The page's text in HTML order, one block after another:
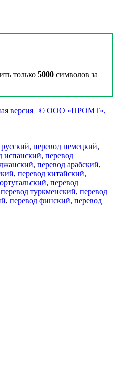
только 5000 символов за
версия | © ООО «ПРОМТ»,
, перевод немецкий,
испанский, перевод
, перевод арабский,
, перевод китайский,
, перевод
перевод туркменский, перевод
, перевод финский, перевод